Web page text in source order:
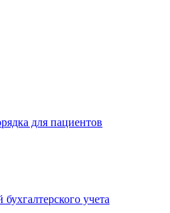
для пациентов
учета